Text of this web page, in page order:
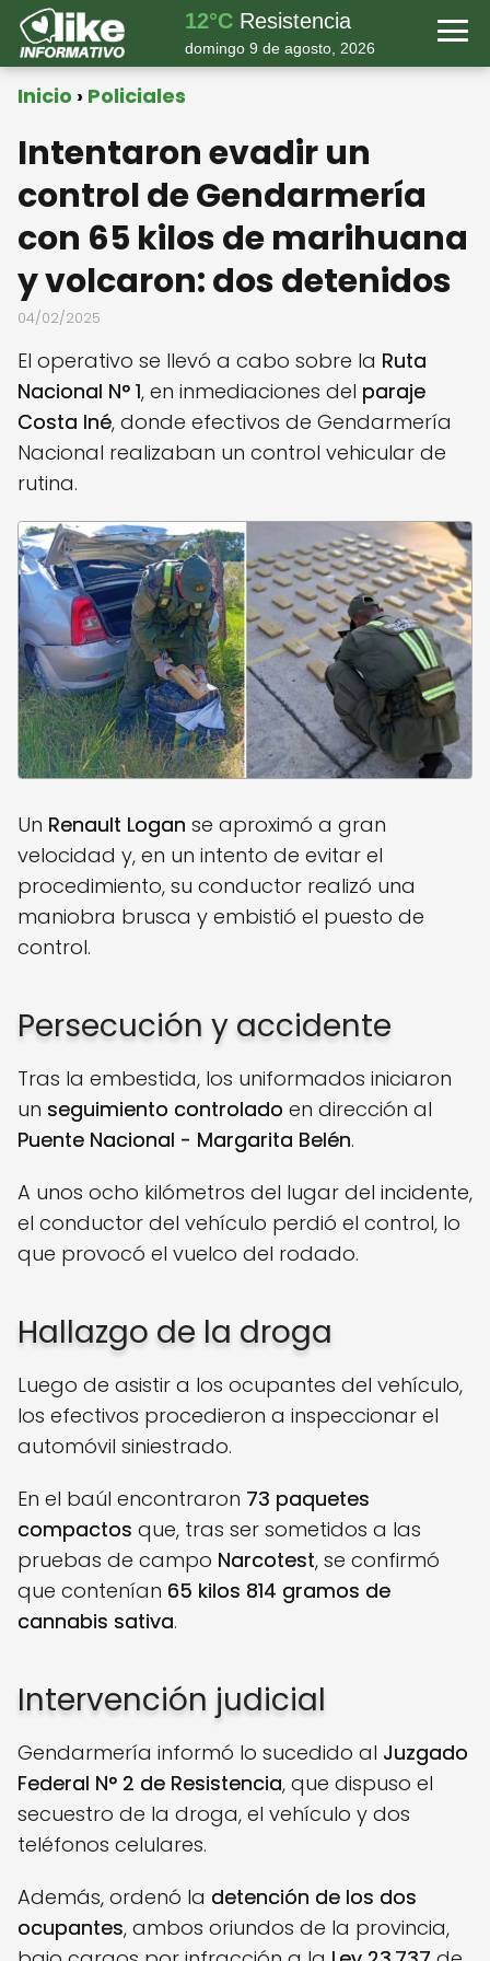
12°C Resistencia
domingo 9 de agosto, 2026
Inicio Policiales
Intentaron evadir un
control de Gendarmería
con 65 kilos de marihuana
y volcaron: dos detenidos
04/02/2025
El operativo se llevó a cabo sobre la Ruta
Nacional N° 1, en inmediaciones del paraje
Costa Iné, donde efectivos de Gendarmería
Nacional realizaban un control vehicular de
rutina.
Un Renault Logan se aproximó a gran
velocidad y, en un intento de evitar el
procedimiento, su conductor realizó una
maniobra brusca y embistió el puesto de
control.
Persecución y accidente
Tras la embestida, los uniformados iniciaron
un seguimiento controlado en dirección al
Puente Nacional - Margarita Belén.
A unos ocho kilómetros del lugar del incidente,
el conductor del vehículo perdió el control, lo
que provocó el vuelco del rodado.
Hallazgo de la droga
Luego de asistir a los ocupantes del vehículo,
los efectivos procedieron a inspeccionar el
automóvil siniestrado.
En el baúl encontraron 73 paquetes
compactos que, tras ser sometidos a las
pruebas de campo Narcotest, se confirmó
que contenían 65 kilos 814 gramos de
cannabis sativa.
Intervención judicial
Gendarmería informó lo sucedido al Juzgado
Federal N° 2 de Resistencia, que dispuso el
secuestro de la droga, el vehículo y dos
teléfonos celulares.
Además, ordenó la detención de los dos
ocupantes, ambos oriundos de la provincia,